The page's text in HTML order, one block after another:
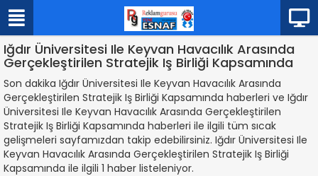
Iğdır Üniversitesi Ile Keyvan Havacılık Arasında
Gerçekleştirilen Stratejik Iş Birliği Kapsamında
Son dakika Iğdır Üniversitesi Ile Keyvan Havacılık Arasında
Gerçekleştirilen Stratejik Iş Birliği Kapsamında haberleri ve Iğdır
Üniversitesi Ile Keyvan Havacılık Arasında Gerçekleştirilen
Stratejik Iş Birliği Kapsamında haberleri ile ilgili tüm sıcak
gelişmeleri sayfamızdan takip edebilirsiniz. Iğdır Üniversitesi Ile
Keyvan Havacılık Arasında Gerçekleştirilen Stratejik Iş Birliği
Kapsamında ile ilgili 1 haber listeleniyor.